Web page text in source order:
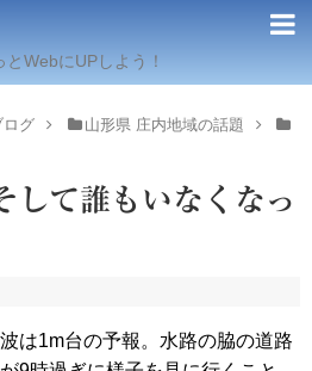
WebにUPしよう！
ログ
山形県 庄内地域の話題
して誰もいなくなっ
は1m台の予報。水路の脇の道路